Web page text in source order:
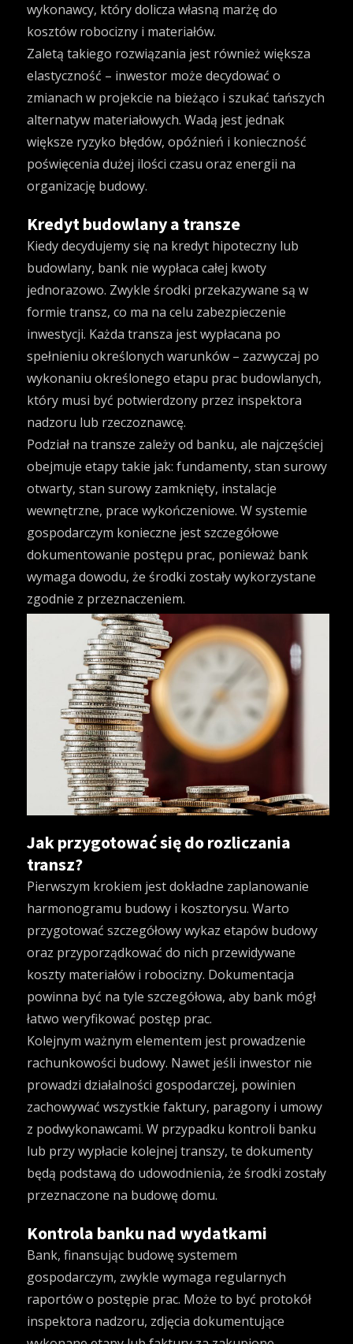
wykonawcy, który dolicza własną marżę do
kosztów robocizny i materiałów.
Zaletą takiego rozwiązania jest również większa
elastyczność – inwestor może decydować o
zmianach w projekcie na bieżąco i szukać tańszych
alternatyw materiałowych. Wadą jest jednak
większe ryzyko błędów, opóźnień i konieczność
poświęcenia dużej ilości czasu oraz energii na
organizację budowy.
Kredyt budowlany a transze
Kiedy decydujemy się na kredyt hipoteczny lub
budowlany, bank nie wypłaca całej kwoty
jednorazowo. Zwykle środki przekazywane są w
formie transz, co ma na celu zabezpieczenie
inwestycji. Każda transza jest wypłacana po
spełnieniu określonych warunków – zazwyczaj po
wykonaniu określonego etapu prac budowlanych,
który musi być potwierdzony przez inspektora
nadzoru lub rzeczoznawcę.
Podział na transze zależy od banku, ale najczęściej
obejmuje etapy takie jak: fundamenty, stan surowy
otwarty, stan surowy zamknięty, instalacje
wewnętrzne, prace wykończeniowe. W systemie
gospodarczym konieczne jest szczegółowe
dokumentowanie postępu prac, ponieważ bank
wymaga dowodu, że środki zostały wykorzystane
zgodnie z przeznaczeniem.
Jak przygotować się do rozliczania
transz?
Pierwszym krokiem jest dokładne zaplanowanie
harmonogramu budowy i kosztorysu. Warto
przygotować szczegółowy wykaz etapów budowy
oraz przyporządkować do nich przewidywane
koszty materiałów i robocizny. Dokumentacja
powinna być na tyle szczegółowa, aby bank mógł
łatwo weryfikować postęp prac.
Kolejnym ważnym elementem jest prowadzenie
rachunkowości budowy. Nawet jeśli inwestor nie
prowadzi działalności gospodarczej, powinien
zachowywać wszystkie faktury, paragony i umowy
z podwykonawcami. W przypadku kontroli banku
lub przy wypłacie kolejnej transzy, te dokumenty
będą podstawą do udowodnienia, że środki zostały
przeznaczone na budowę domu.
Kontrola banku nad wydatkami
Bank, finansując budowę systemem
gospodarczym, zwykle wymaga regularnych
raportów o postępie prac. Może to być protokół
inspektora nadzoru, zdjęcia dokumentujące